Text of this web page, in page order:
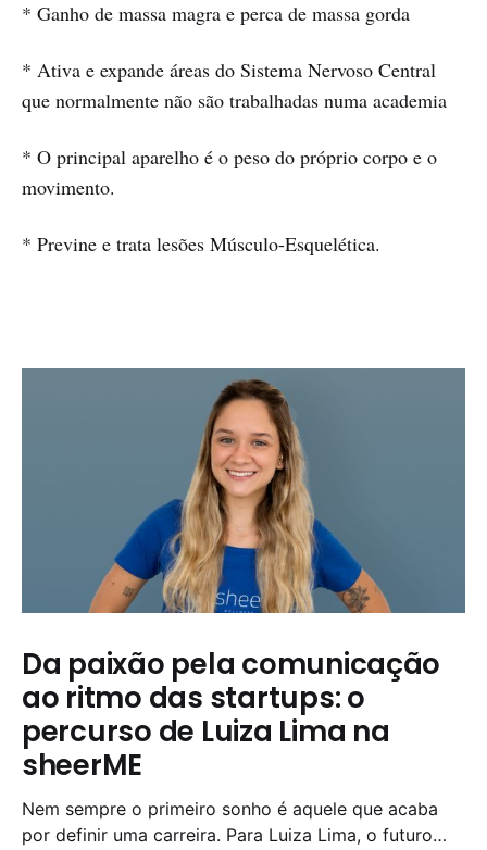
* Ganho de massa magra e perca de massa gorda
* Ativa e expande áreas do Sistema Nervoso Central
que normalmente não são trabalhadas numa academia
* O principal aparelho é o peso do próprio corpo e o
movimento.
* Previne e trata lesões Músculo-Esquelética.
Da paixão pela comunicação
ao ritmo das startups: o
percurso de Luiza Lima na
sheerME
Nem sempre o primeiro sonho é aquele que acaba
por definir uma carreira. Para Luiza Lima, o futuro